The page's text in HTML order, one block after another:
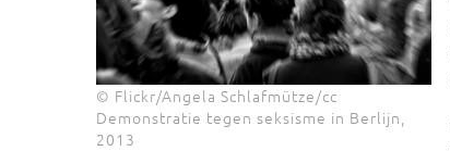
© Flickr/Angela Schlafmütze/cc
Demonstratie tegen seksisme in Berlijn,
2013